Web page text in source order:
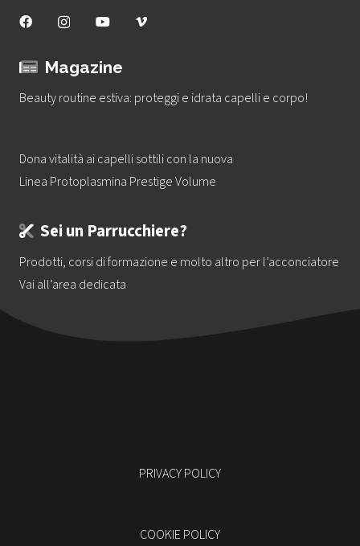
Magazine
Beauty routine estiva: proteggi e idrata capelli e corpo!
Dona vitalità ai capelli sottili con la nuova
Linea Protoplasmina Prestige Volume
Sei un Parrucchiere?
Prodotti, corsi di formazione e molto altro per l’acconciatore
Vai all’area dedicata
PRIVACY POLICY
COOKIE POLICY